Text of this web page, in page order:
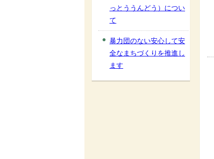
っとううんどう）につい
て
暴力団のない安心して安
全なまちづくりを推進し
ます